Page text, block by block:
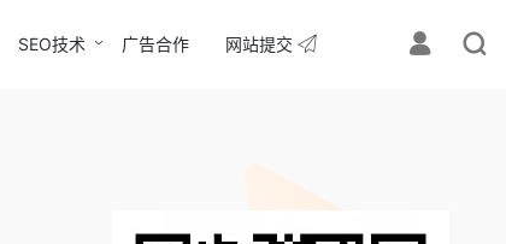
SEO技术 广告合作 网站提交